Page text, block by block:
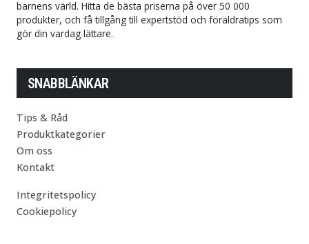
barnens värld. Hitta de bästa priserna på över 50 000
produkter, och få tillgång till expertstöd och föräldratips som
gör din vardag lättare.
SNABBLÄNKAR
Tips & Råd
Produktkategorier
Om oss
Kontakt
Integritetspolicy
Cookiepolicy